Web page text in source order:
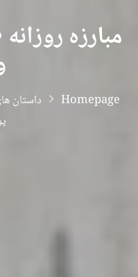
مبارزه
Homepage داستان